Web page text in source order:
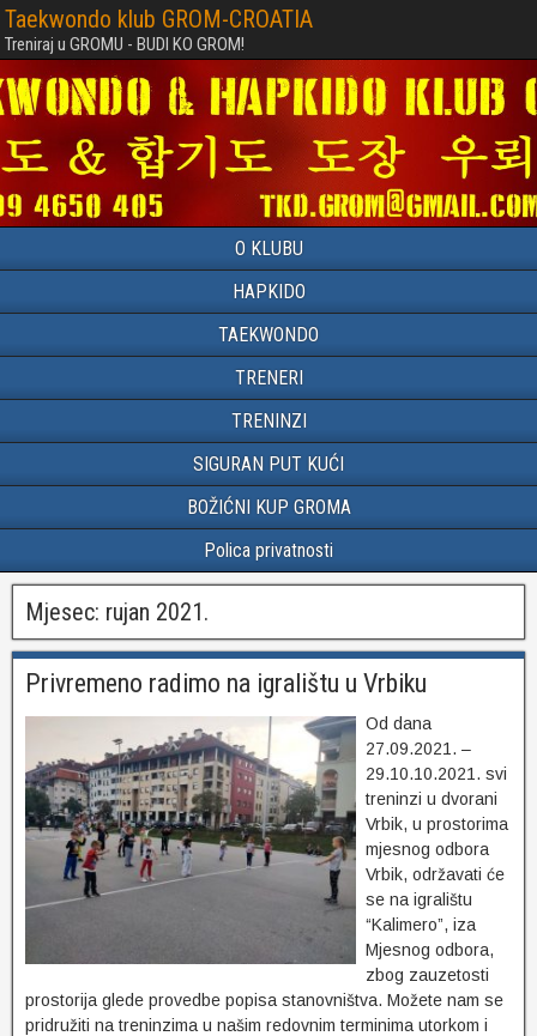
Taekwondo klub GROM-CROATIA
Treniraj u GROMU - BUDI KO GROM!
O KLUBU
HAPKIDO
TAEKWONDO
TRENERI
TRENINZI
SIGURAN PUT KUĆI
BOŽIĆNI KUP GROMA
Polica privatnosti
Mjesec: rujan 2021.
Privremeno radimo na igralištu u Vrbiku
Od dana
27.09.2021. –
29.10.10.2021. svi
treninzi u dvorani
Vrbik, u prostorima
mjesnog odbora
Vrbik, održavati će
se na igralištu
“Kalimero”, iza
Mjesnog odbora,
zbog zauzetosti
prostorija glede provedbe popisa stanovništva. Možete nam se
pridružiti na treninzima u našim redovnim terminima utorkom i